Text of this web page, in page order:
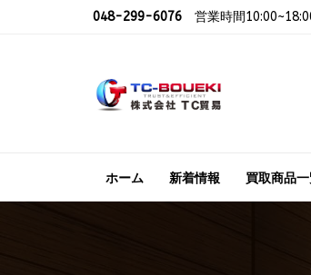
048-299-6076 営業時間
ホーム 新着情報 買取商品